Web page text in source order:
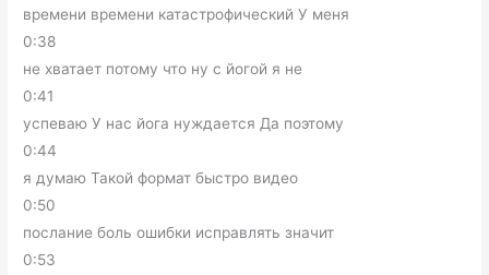
времени времени катастрофический У меня
0:38
не хватает потому что ну с йогой я не
0:41
успеваю У нас йога нуждается Да поэтому
0:44
я думаю Такой формат быстро видео
0:50
послание боль ошибки исправлять значит
0:53